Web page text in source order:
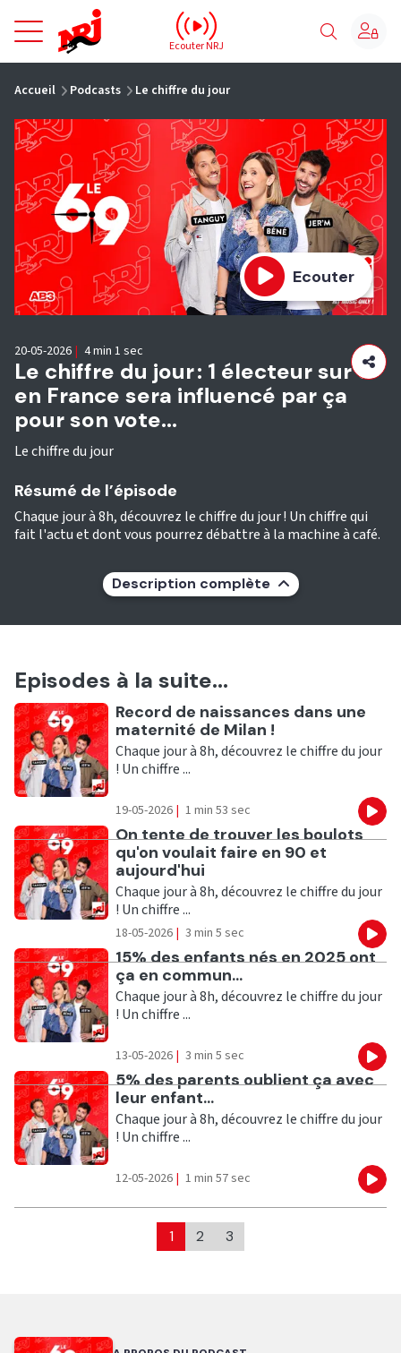
NRJ - Accueil
Ecouter NRJ
Accueil Podcasts Le chiffre du jour
Ecouter
Le chiffre du jour : 1 électeur sur 6
en France sera influencé par ça
pour son vote...
Le chiffre du jour
20-05-2026 | 4 min 1 sec
Résumé de l’épisode
Chaque jour à 8h, découvrez le chiffre du jour ! Un chiffre qui
fait l'actu et dont vous pourrez débattre à la machine à café.
Description complète
Episodes à la suite...
Ecouter
Record de naissances dans une
maternité de Milan !
Chaque jour à 8h, découvrez le chiffre du jour
! Un chiffre ...
19-05-2026 | 1 min 53 sec
Ecouter
On tente de trouver les boulots
qu'on voulait faire en 90 et
aujourd'hui
Chaque jour à 8h, découvrez le chiffre du jour
! Un chiffre ...
18-05-2026 | 3 min 5 sec
Ecouter
15% des enfants nés en 2025 ont
ça en commun...
Chaque jour à 8h, découvrez le chiffre du jour
! Un chiffre ...
13-05-2026 | 3 min 5 sec
Ecouter
5% des parents oublient ça avec
leur enfant...
Chaque jour à 8h, découvrez le chiffre du jour
! Un chiffre ...
12-05-2026 | 1 min 57 sec
1 2 3